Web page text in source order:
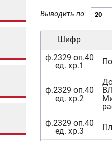
Выводить по:
Шифр
ф.2329 оп.40
ед. хр.1
ф.2329 оп.40
ед. хр.2
ф.2329 оп.40
ед. хр.3